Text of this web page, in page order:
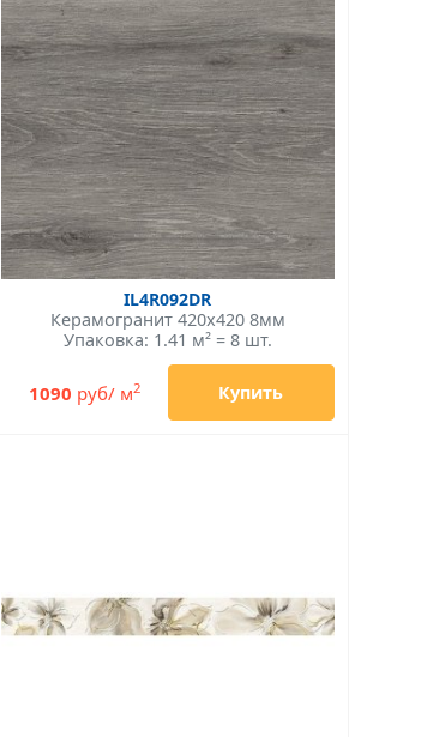
IL4R092DR
Керамогранит 420x420 8мм
Упаковка: 1.41 м² = 8 шт.
1090 руб/ м2 Купить